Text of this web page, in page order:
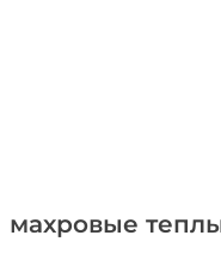
махровые